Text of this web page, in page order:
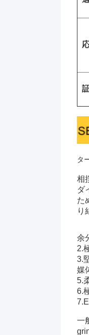
タ
相
ダ
た
り
余
2.
3.
媒
5.
6.
一